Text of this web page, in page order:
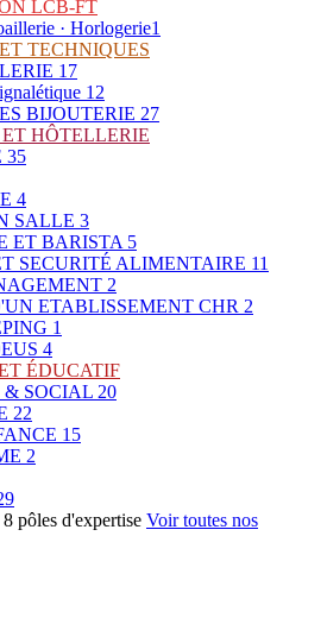
LCB-FT
· Horlogerie1
TECHNIQUES
17
12
BIJOUTERIE 27
HÔTELLERIE
35
4
SALLE 3
ET BARISTA 5
SECURITÉ ALIMENTAIRE 11
2
ETABLISSEMENT CHR 2
1
4
ÉDUCATIF
& SOCIAL 20
22
15
2
pôles d'expertise Voir toutes nos